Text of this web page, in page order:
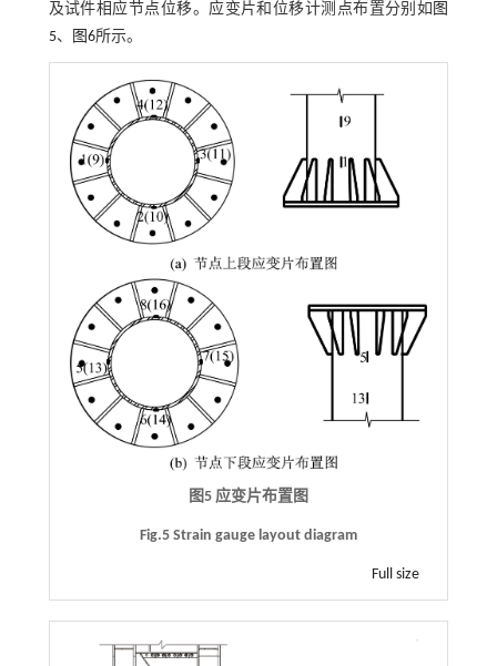
及试件相应节点位移。应变片和位移计测点布置分别如 图
5、 图6所示。
图5 应变片布置图
Fig.5 Strain gauge layout diagram
Full size